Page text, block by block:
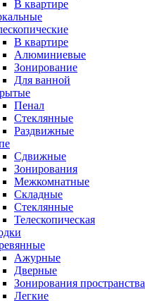
В квартире
В квартире
Алюминиевые
Зонирование
Для ванной
Пенал
Стеклянные
Раздвижные
Сдвижные
Зонирования
Межкомнатные
Складные
Стеклянные
Телескопическая
Ажурные
Дверные
Зонирования пространства
Легкие